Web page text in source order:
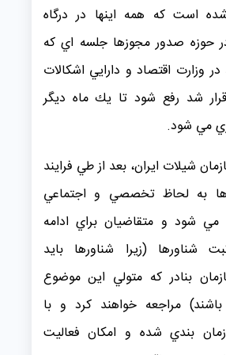
است كه همه اينها در درگاه
صدور مجوزها جلسه اي كه
وزارت اقتصاد و دارايي اشكالات
شد رفع شود تا يك ماه ديگر
مي شود.
شيلات ايران، بعد از طي فرايند
به لحاظ تخصصي و اجتماعي
مي شود و متقاضيان براي ادامه
شناورها (زيرا شناورها بايد
بنادر كه متولي اين موضوع
مراجعه خواهند كرد و با
بندي شده و امكان فعاليت